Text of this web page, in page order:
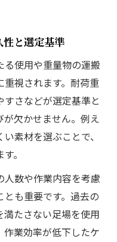
と選定基準
る使用や重量物の運搬
視されます。耐荷重
さなどが選定基準と
欠かせません。例え
素材を選ぶことで、
。
人数や作業内容を考慮
も重要です。過去の
満たさない足場を使用
作業効率が低下したケ